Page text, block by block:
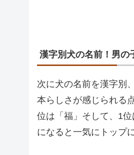
漢字別犬の名前！男の
次に犬の名前を漢字別
本らしさが感じられる
位は「福」そして、1
になると一気にトップに